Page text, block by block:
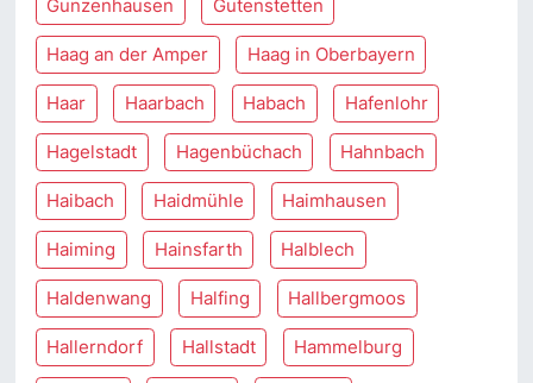
Gunzenhausen Gutenstetten
Haag an der Amper Haag in Oberbayern
Haar Haarbach Habach Hafenlohr
Hagelstadt Hagenbüchach Hahnbach
Haibach Haidmühle Haimhausen
Haiming Hainsfarth Halblech
Haldenwang Halfing Hallbergmoos
Hallerndorf Hallstadt Hammelburg